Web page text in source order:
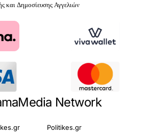
και Δημοσίευσης Αγγελιών
Network
Politikes.gr